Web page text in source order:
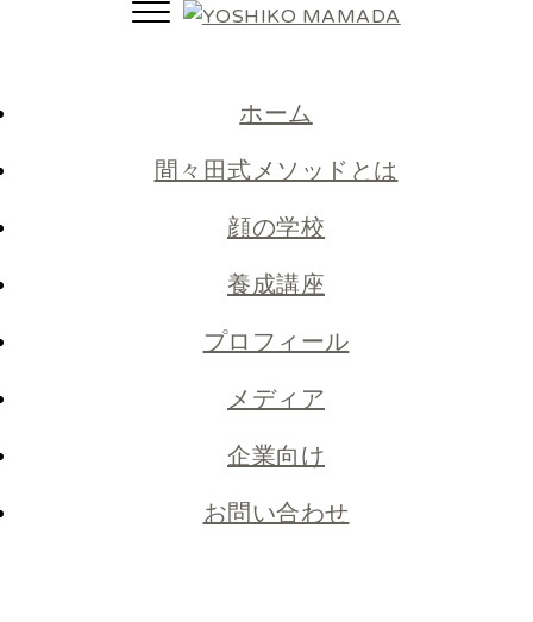
ホーム
間々田式メソッドとは
顔の学校
養成講座
プロフィール
メディア
企業向け
お問い合わせ